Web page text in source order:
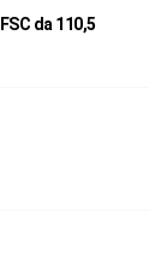
da 110,5